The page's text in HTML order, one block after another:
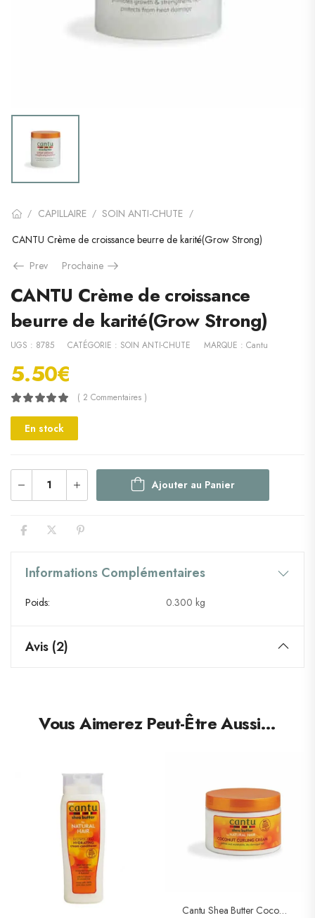
/ CAPILLAIRE / SOIN ANTI-CHUTE /
CANTU Crème de croissance beurre de karité(Grow Strong)
Prev
Prochaine
CANTU Crème de croissance
beurre de karité(Grow Strong)
UGS : 8785 CATÉGORIE : SOIN ANTI-CHUTE MARQUE : Cantu
5.50€
( 2 Commentaires )
En stock
Ajouter au Panier
Informations Complémentaires
Poids 0.300 kg
Avis (2)
Vous Aimerez Peut-Être Aussi…
Cantu Shea Butter Coconut Curling Cream (Pour Boucler) 355ml